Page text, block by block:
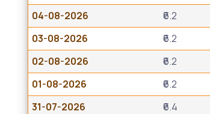
04-08-2026
₹6.2
03-08-2026
₹6.2
02-08-2026
₹6.2
01-08-2026
₹6.2
31-07-2026
₹6.4